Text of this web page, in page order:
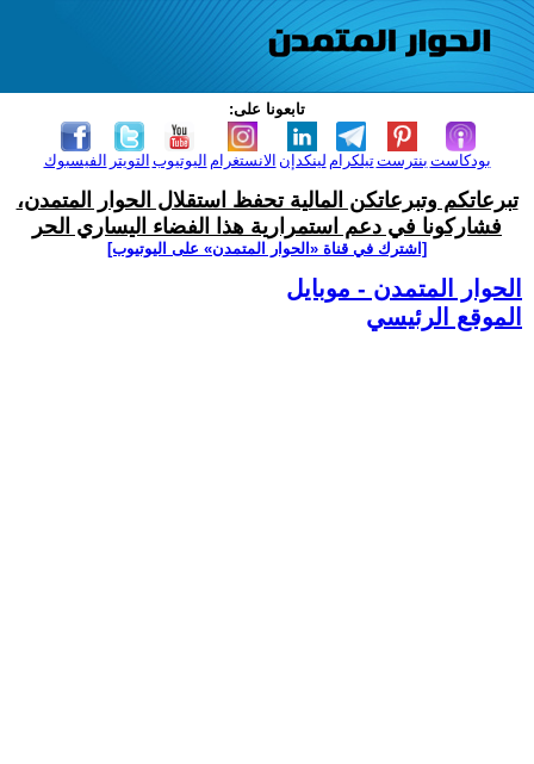
تابعونا على:
الفيسبوك التويتر اليوتيوب الانستغرام لينكدإن تيلكرامبنترست بودكاست
تبرعاتكم وتبرعاتكن المالية تحفظ استقلال الحوار المتمدن،
فشاركونا في دعم استمرارية هذا الفضاء اليساري الحر
[اشترك في قناة ‫«الحوار المتمدن» على اليوتيوب]
الحوار المتمدن - موبايل
الموقع الرئيسي